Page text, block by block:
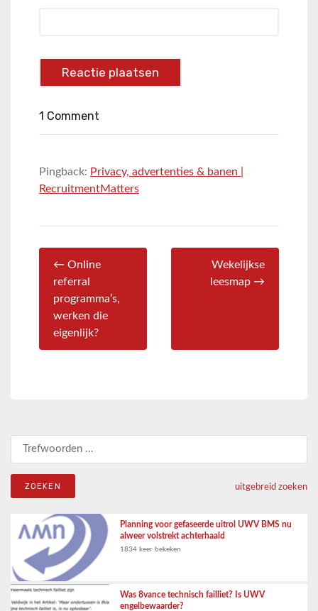
1 Comment
Pingback: Privacy, advertenties & banen |
RecruitmentMatters
← Online
referral
programma’s,
werken die
eigenlijk?
Wekelijkse
leesmap →
Zoeken naar:
uitgebreid zoeken
Planning voor gefaseerde uitrol UWV BMS nu
alweer volstrekt achterhaald
1834 keer bekeken
Was 8vance technisch failliet? Is UWV
engelbewaarder?